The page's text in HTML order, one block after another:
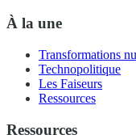
À la une
Transformations
Technopolitique
Les Faiseurs
Ressources
Ressources